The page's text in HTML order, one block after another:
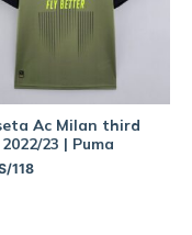
Ac Milan third
23 | Puma
118